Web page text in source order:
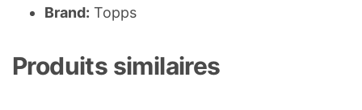
Brand: Topps
Produits similaires